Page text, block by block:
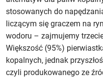
stosowanych do
liczącym się graczem na
wodoru – zajmujemy
Większość (95%)
kopalnych, jednak
czyli produkowanego ze